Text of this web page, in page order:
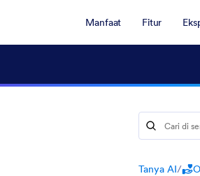
Manfaat Fitur
Tanya AI/